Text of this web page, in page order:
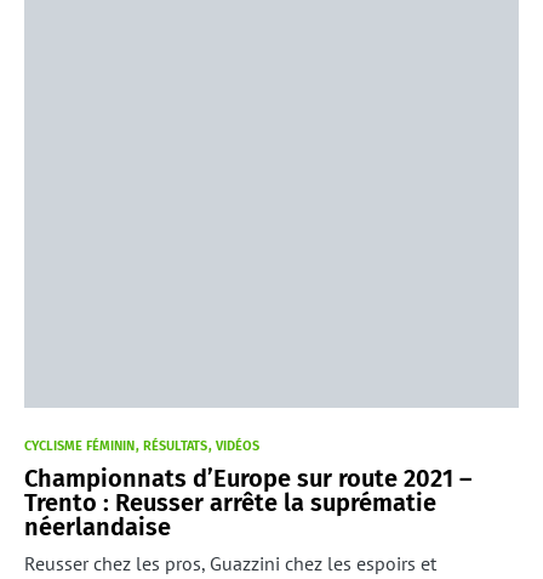
CYCLISME FÉMININ RÉSULTATS VIDÉOS
Championnats d’Europe sur route 2021 –
Trento : Reusser arrête la suprématie
néerlandaise
Reusser chez les pros, Guazzini chez les espoirs et